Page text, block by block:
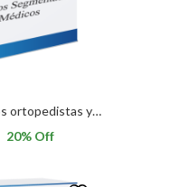
*500 registros de médicos ortopedistas y 500 registros de médicos reumatólogos a Nivel Nacional * 1,000 registros de médicos neurólogos a Nivel Nacional
20% Off